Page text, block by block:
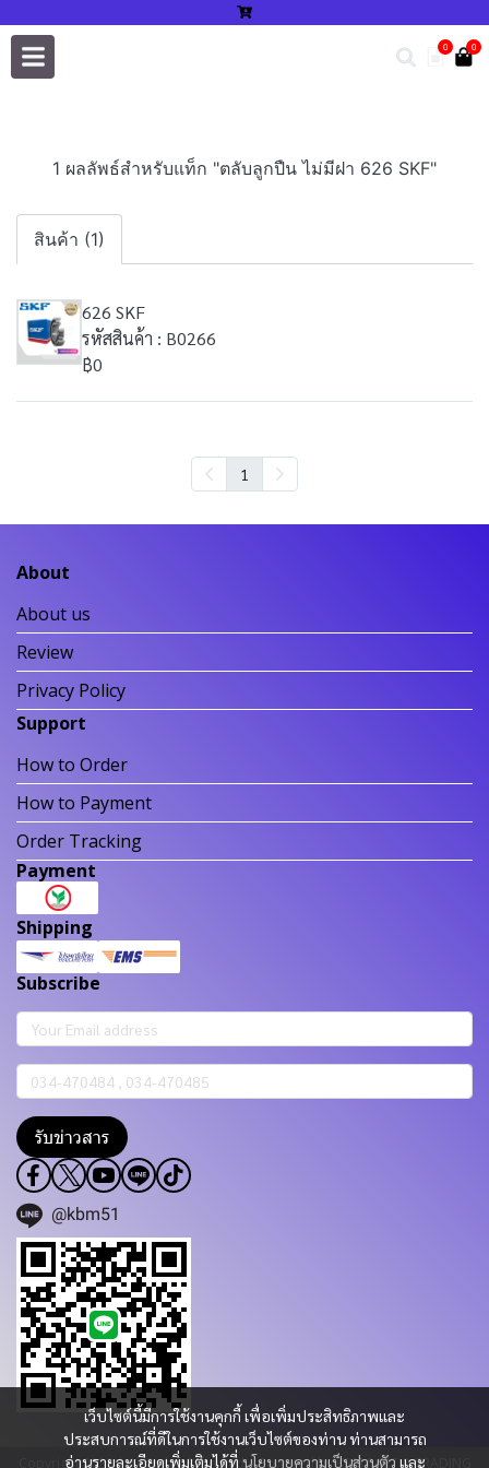
0 0
1 ผลลัพธ์สำหรับแท็ก "ตลับลูกปืน ไม่มีฝา 626 SKF"
สินค้า (1)
626 SKF
รหัสสินค้า : B0266
฿0
1
เว็บไซต์นี้มีการใช้งานคุกกี้ เพื่อเพิ่มประสิทธิภาพและ
ประสบการณ์ที่ดีในการใช้งานเว็บไซต์ของท่าน ท่านสามารถ
อ่านรายละเอียดเพิ่มเติมได้ที่ นโยบายความเป็นส่วนตัว และ
About
About us
Review
Privacy Policy
Support
How to Order
How to Payment
Order Tracking
Payment
Shipping
Subscribe
รับข่าวสาร
@kbm51
Copyright 2023 | All Rights Reserved | Powered by KBM PART & TRADING